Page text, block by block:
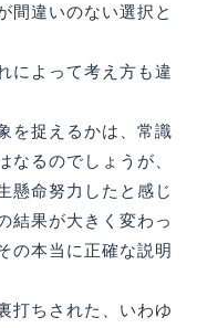
間違いのない選択と
によって考え方も違
を捉えるかは、常識
なるのでしょうが、
懸命努力したと感じ
結果が大きく変わっ
の本当に正確な説明
打ちされた、いわゆ